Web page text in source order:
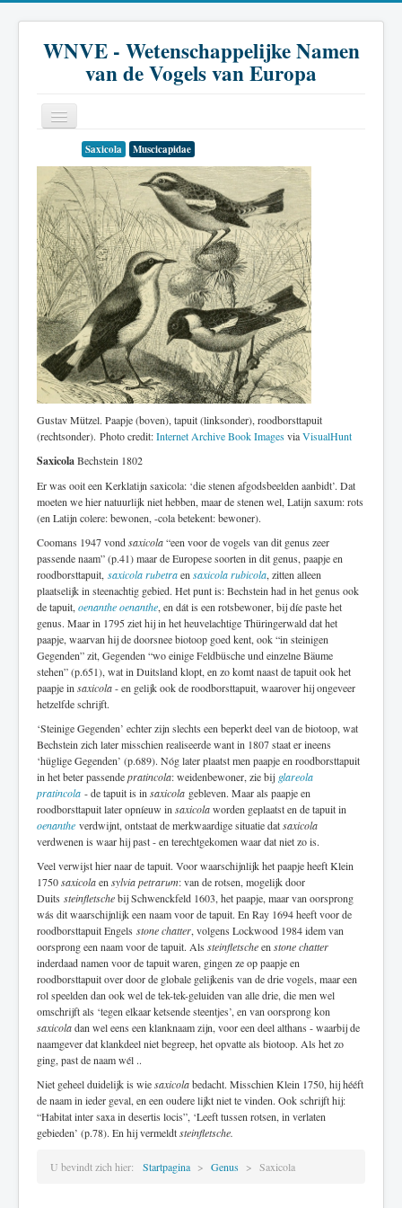
WNVE - Wetenschappelijke Namen
van de Vogels van Europa
Inleiding
Soort
Genus
Familie
Historie
Literatuur
Saxicola Muscicapidae
Gustav Mützel. Paapje (boven), tapuit (linksonder), roodborsttapuit
(rechtsonder). Photo credit:Internet Archive Book ImagesviaVisualHunt
SaxicolaBechstein 1802
Er was ooit een Kerklatijn saxicola: ‘die stenen afgodsbeelden aanbidt’. Dat
moeten we hier natuurlijk niet hebben, maar de stenen wel, Latijn saxum: rots
(en Latijn colere: bewonen, -cola betekent: bewoner).
Coomans 1947 vondsaxicola“een voor de vogels van dit genus zeer
passende naam” (p.41) maar de Europese soorten in dit genus, paapje en
roodborsttapuit, saxicola rubetraensaxicola rubicola, zitten alleen
plaatselijk in steenachtig gebied. Het punt is: Bechstein had in het genus ook
de tapuit,oenanthe oenanthe, en dát is een rotsbewoner, bij díe paste het
genus. Maar in 1795 ziet hij in het heuvelachtige Thüringerwald dat het
paapje, waarvan hij de doorsnee biotoop goed kent, ook “in steinigen
Gegenden” zit, Gegenden “wo einige Feldbüsche und einzelne Bäume
stehen” (p.651), wat in Duitsland klopt, en zo komt naast de tapuit ook het
paapje insaxicola- en gelijk ook de roodborsttapuit, waarover hij ongeveer
hetzelfde schrijft.
‘Steinige Gegenden’ echter zijn slechts een beperkt deel van de biotoop, wat
Bechstein zich later misschien realiseerde want in 1807 staat er ineens
‘hüglige Gegenden’ (p.689). Nóg later plaatst men paapje en roodborsttapuit
in het beter passendepratincola: weidenbewoner, zie bij glareola
pratincola - de tapuit is insaxicola gebleven. Maar als paapje en
roodborsttapuit later opníeuw insaxicolaworden geplaatst en de tapuit in
oenanthe verdwijnt, ontstaat de merkwaardige situatie datsaxicola
verdwenen is waar hij past - en terechtgekomen waar dat niet zo is.
Veel verwijst hier naar de tapuit. Voor waarschijnlijk het paapje heeft Klein
1750saxicolaensylvia petrarum: van de rotsen, mogelijk door
Duits steinfletschebij Schwenckfeld 1603, het paapje, maar van oorsprong
wás dit waarschijnlijk een naam voor de tapuit. En Ray 1694 heeft voor de
roodborsttapuit Engels stone chatter, volgens Lockwood 1984 idem van
oorsprong een naam voor de tapuit. Als steinfletscheenstone chatter
inderdaad namen voor de tapuit waren, gingen ze op paapje en
roodborsttapuit over door de globale gelijkenis van de drie vogels, maar een
rol speelden dan ook wel de tek-tek-geluiden van alle drie, die men wel
omschrijft als ‘tegen elkaar ketsende steentjes’, en van oorsprong kon
saxicoladan wel eens een klanknaam zijn, voor een deel althans - waarbij de
naamgever dat klankdeel niet begreep, het opvatte als biotoop. Als het zo
ging, past de naam wél ..
Niet geheel duidelijk is wiesaxicolabedacht. Misschien Klein 1750, hij hééft
de naam in ieder geval, en een oudere lijkt niet te vinden. Ook schrijft hij:
“Habitat inter saxa in desertis locis”, ‘Leeft tussen rotsen, in verlaten
gebieden’ (p.78). En hij vermeldtsteinfletsche.
U bevindt zich hier: Startpagina Genus Saxicola